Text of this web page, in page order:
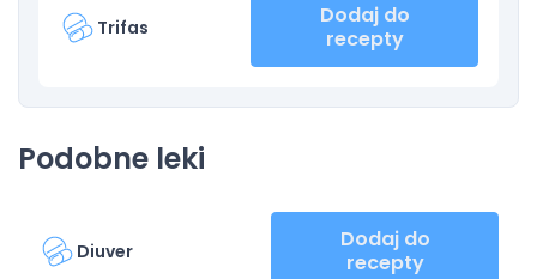
Trifas
Dodaj do
recepty
Podobne leki
Diuver
Dodaj do
recepty